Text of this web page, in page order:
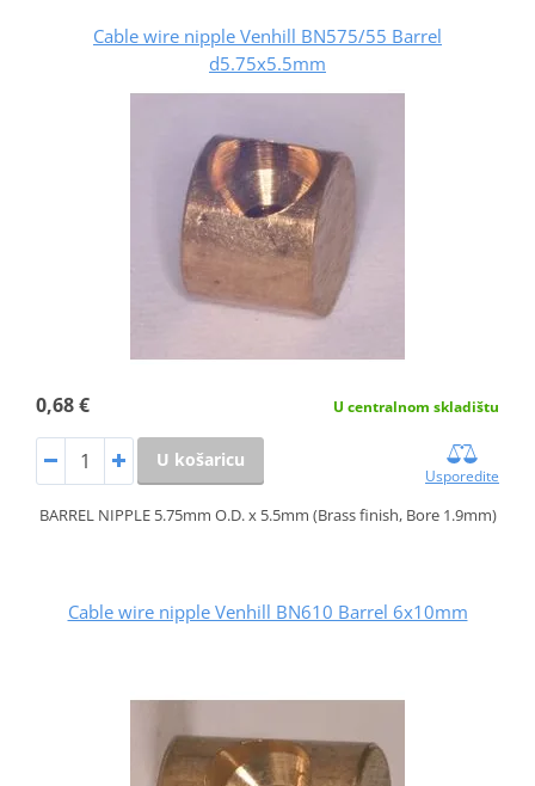
Cable wire nipple Venhill BN575/55 Barrel
d5.75x5.5mm
0,68 € U centralnom skladištu
U košaricu
Usporedite
BARREL NIPPLE 5.75mm O.D. x 5.5mm (Brass finish, Bore 1.9mm)
Cable wire nipple Venhill BN610 Barrel 6x10mm